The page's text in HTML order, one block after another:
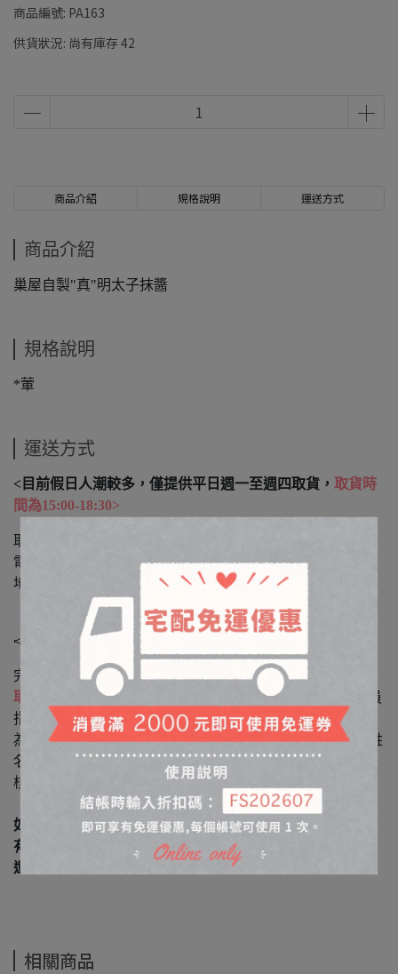
商品編號: PA163
供貨狀況: 尚有庫存 42
商品介紹 規格說明 運送方式
商品介紹
巢屋自製"真"明太子抹醬
規格說明
*葷
運送方式
<目前假日人潮較多，僅提供平日週一至週四取貨， 取貨時
間為15:00-18:30>
取貨資訊
電話 / 02-87710339
地址 / 台北市大安區仁愛路四段345巷四弄28號
📣門市取貨流程：
完成訂單結帳，並於指定日期前往門市取貨
取貨時間為15:00-18:30
，如遇尖峰時段，請依現場門市人員
指示排隊等候取貨
為了加速取貨流程，請提供門市人員訂單編號或是訂購人姓
名、電話末三碼
核對無誤後即可領取。
如未能於當天19:00（即門市營業結束時間）前取貨，也沒
有與門市聯繫說明原因，可能會影響日後官網下訂的權益，
還請見諒，謝謝。
相關商品